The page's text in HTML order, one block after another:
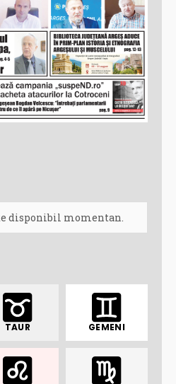
disponibil momentan.
TAUR GEMENI